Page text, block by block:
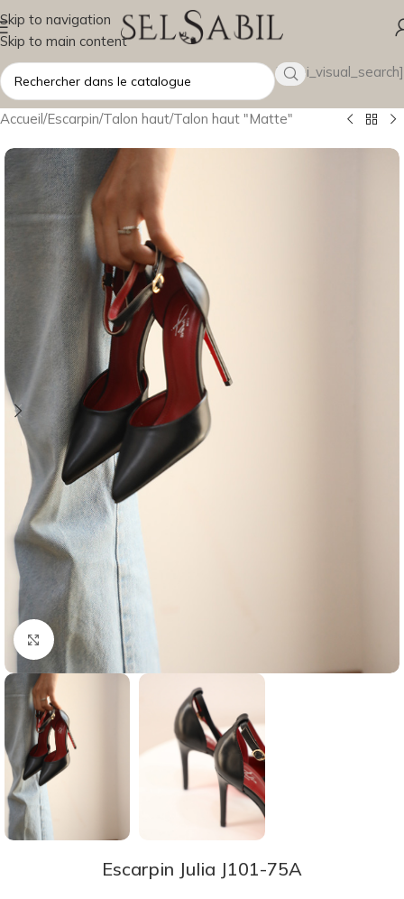
Skip to navigation
Skip to main content
[wsbi_visual_search]
Accueil/Escarpin/Talon haut/Talon haut "Matte"
Agrandir
Escarpin Julia J101-75A